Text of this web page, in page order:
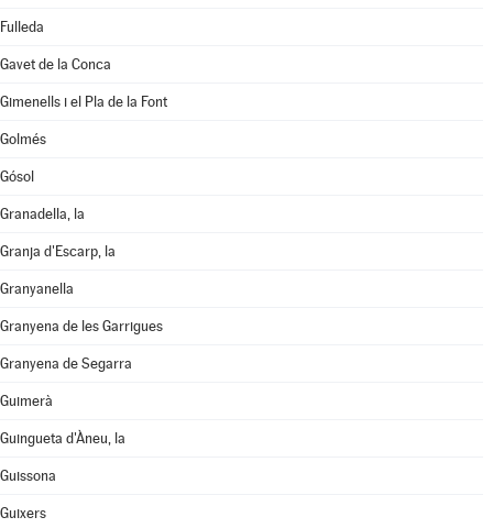
Fulleda
Gavet de la Conca
Gimenells i el Pla de la Font
Golmés
Gósol
Granadella, la
Granja d'Escarp, la
Granyanella
Granyena de les Garrigues
Granyena de Segarra
Guimerà
Guingueta d'Àneu, la
Guissona
Guixers